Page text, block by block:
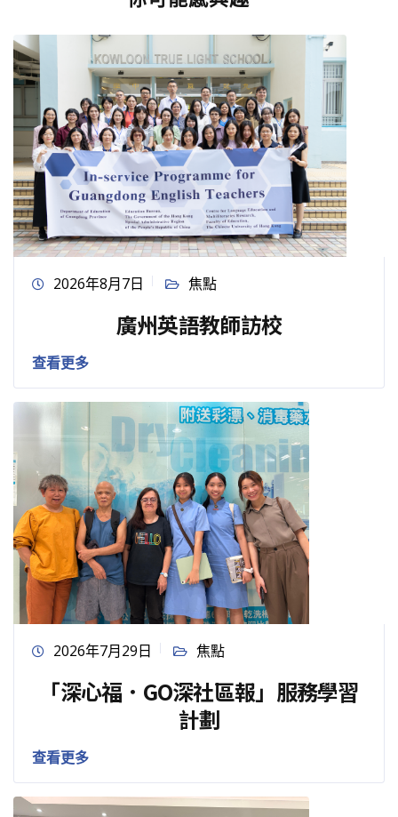
2026年8月7日 焦點
廣州英語教師訪校
查看更多
2026年7月29日 焦點
「深心福．GO深社區報」服務學習
計劃
查看更多